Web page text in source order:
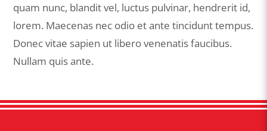
quam nunc, blandit vel, luctus pulvinar, hendrerit id,
lorem. Maecenas nec odio et ante tincidunt tempus.
Donec vitae sapien ut libero venenatis faucibus.
Nullam quis ante.